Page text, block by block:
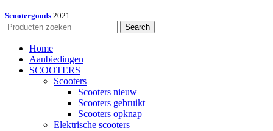
Scootergoods 2021
Search
Home
Aanbiedingen
SCOOTERS
Scooters
Scooters nieuw
Scooters gebruikt
Scooters opknap
Elektrische scooters